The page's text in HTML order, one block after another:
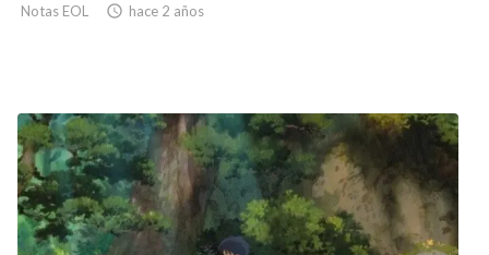
Notas EOL  hace 2 años